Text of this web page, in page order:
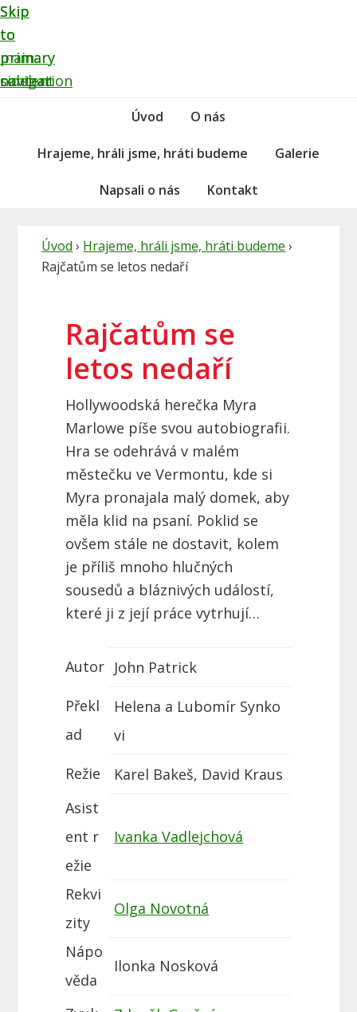
Skip
to
primary
navigation
Skip
to
main
content
Skip
to
primary
sidebar
Úvod O nás
Hrajeme, hráli jsme, hráti budeme Galerie
Napsali o nás Kontakt
Úvod › Hrajeme, hráli jsme, hráti budeme ›
Rajčatům se letos nedaří
Rajčatům se
letos nedaří
Hollywoodská herečka Myra
Marlowe píše svou autobiografii.
Hra se odehrává v malém
městečku ve Vermontu, kde si
Myra pronajala malý domek, aby
měla klid na psaní. Poklid se
ovšem stále ne dostavit, kolem
je příliš mnoho hlučných
sousedů a bláznivých událostí,
které ji z její práce vytrhují…
Autor John Patrick
Překl
ad
Helena a Lubomír Synko
vi
Režie
Karel Bakeš, David Kraus
Asist
ent r
ežie
Ivanka Vadlejchová
Rekvi
zity
Olga Novotná
Nápo
věda
Ilonka Nosková